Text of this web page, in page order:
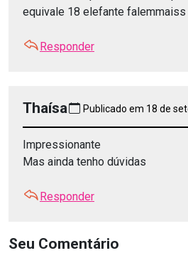
equivale 18 elefante
Responder
Thaísa Publicado em 18 de
Impressionante
Mas ainda tenho dúvidas
Responder
Seu Comentário